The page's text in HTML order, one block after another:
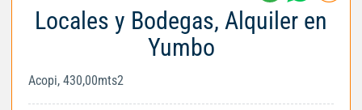
Locales y Bodegas, Alquiler en
Yumbo
Acopi, 430,00mts2